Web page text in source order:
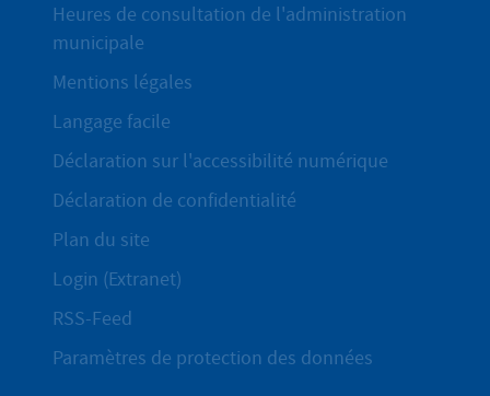
Heures de consultation de l'administration
municipale
Mentions légales
Langage facile
Déclaration sur l'accessibilité numérique
Déclaration de confidentialité
Plan du site
Login (Extranet)
RSS-Feed
Paramètres de protection des données